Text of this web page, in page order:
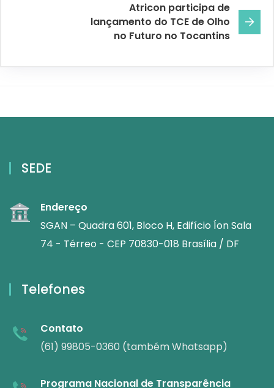
Atricon participa de
lançamento do TCE de Olho
no Futuro no Tocantins
SEDE
Endereço
SGAN – Quadra 601, Bloco H, Edifício Íon Sala
74 - Térreo - CEP 70830-018 Brasília / DF
Telefones
Contato
(61) 99805-0360 (também Whatsapp)
Programa Nacional de Transparência